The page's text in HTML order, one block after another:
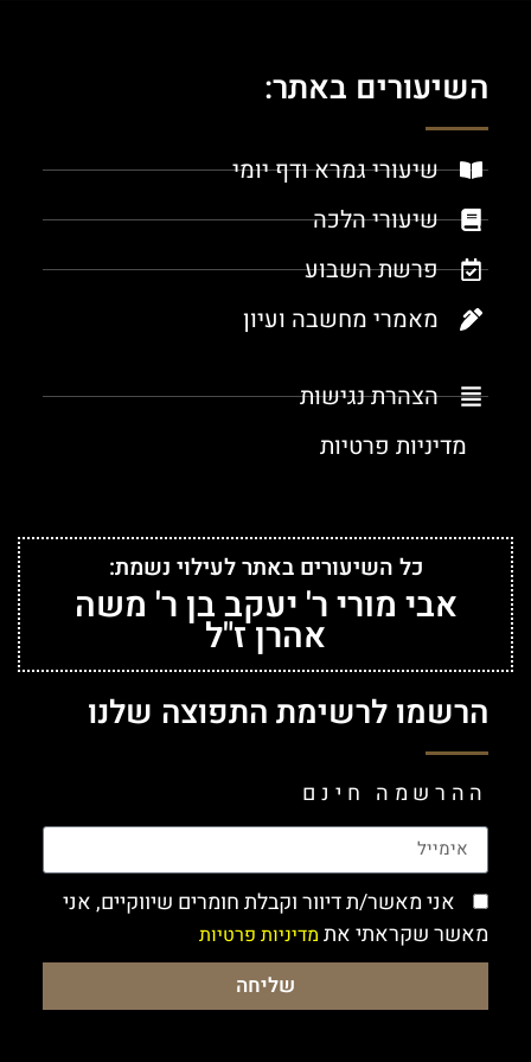
השיעורים באתר:
שיעורי גמרא ודף יומי
שיעורי הלכה
פרשת השבוע
מאמרי מחשבה ועיון
הצהרת נגישות
מדיניות פרטיות
כל השיעורים באתר לעילוי נשמת:
אבי מורי ר' יעקב בן ר' משה
אהרן ז"ל
הרשמו לרשימת התפוצה שלנו
ההרשמה חינם
אני מאשר/ת דיוור וקבלת חומרים שיווקיים, אני
מאשר שקראתי את מדיניות פרטיות
שליחה